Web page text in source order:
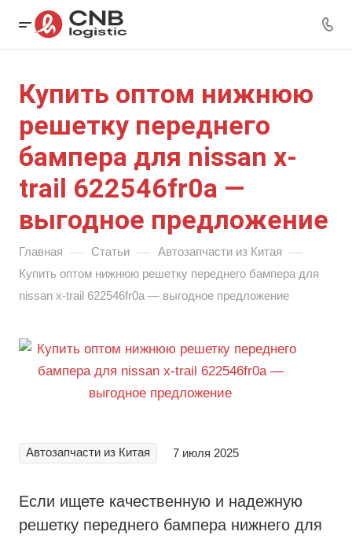
Купить оптом нижнюю
решетку переднего
бампера для nissan x-
trail 622546fr0a —
выгодное предложение
Главная — Статьи — Автозапчасти из Китая —
Купить оптом нижнюю решетку переднего бампера для
nissan x-trail 622546fr0a — выгодное предложение
Автозапчасти из Китая 7 июля 2025
Если ищете качественную и надежную
решетку переднего бампера нижнего для